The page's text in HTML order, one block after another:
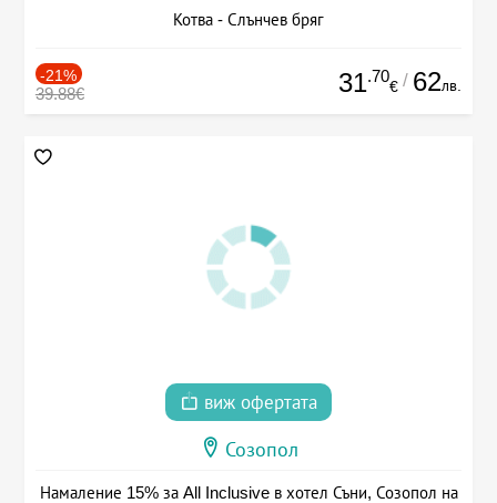
Котва - Слънчев бряг
-21%
39.88€ 31.70
€ / 62лв.
виж офертата
Созопол
Намаление 15% за All Inclusive в хотел Съни, Созопол на